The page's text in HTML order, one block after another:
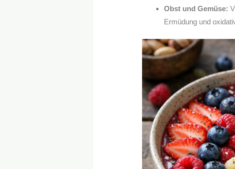
Obst und Gemüse:
Ermüdung und